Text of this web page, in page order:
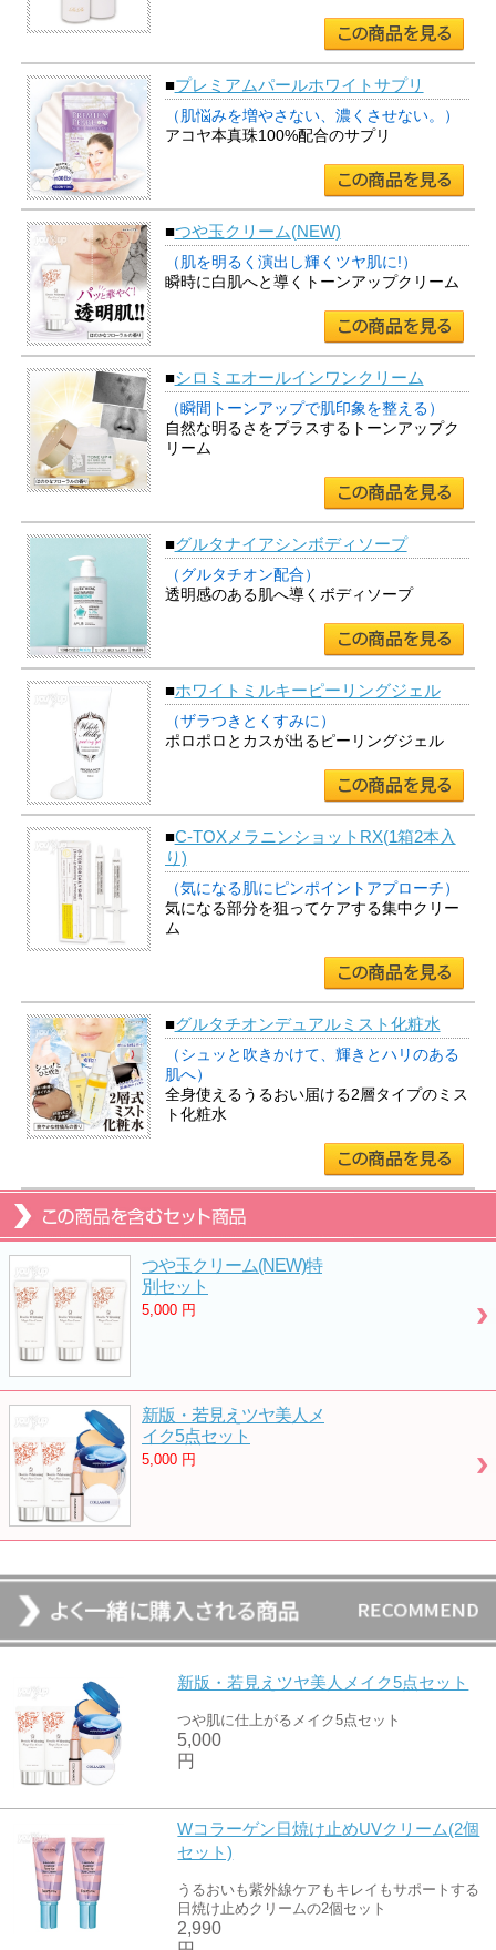
■プレミアムパールホワイトサプリ
（肌悩みを増やさない、濃くさせない。）
アコヤ本真珠100%配合のサプリ
■つや玉クリーム(NEW)
（肌を明るく演出し輝くツヤ肌に!）
瞬時に白肌へと導くトーンアップクリーム
■シロミエオールインワンクリーム
（瞬間トーンアップで肌印象を整える）
自然な明るさをプラスするトーンアップク
リーム
■グルタナイアシンボディソープ
（グルタチオン配合）
透明感のある肌へ導くボディソープ
■ホワイトミルキーピーリングジェル
（ザラつきとくすみに）
ポロポロとカスが出るピーリングジェル
■C-TOXメラニンショットRX(1箱2本入
り)
（気になる肌にピンポイントアプローチ）
気になる部分を狙ってケアする集中クリー
ム
■グルタチオンデュアルミスト化粧水
（シュッと吹きかけて、輝きとハリのある
肌へ）
全身使えるうるおい届ける2層タイプのミス
ト化粧水
つや玉クリーム(NEW)特
別セット
5,000 円
新版・若見えツヤ美人メ
イク5点セット
5,000 円
新版・若見えツヤ美人メイク5点セット
つや肌に仕上がるメイク5点セット
5,000
円
Wコラーゲン日焼け止めUVクリーム(2個
セット)
うるおいも紫外線ケアもキレイもサポートする
日焼け止めクリームの2個セット
2,990